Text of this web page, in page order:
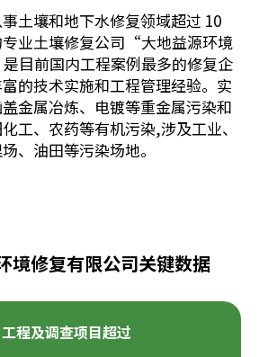
土壤和地下水修复领域超过 10
业土壤修复公司“大地益源环境
目前国内工程案例最多的修复企
的技术实施和工程管理经验。实
金属冶炼、电镀等重金属污染和
工、农药等有机污染,涉及工业、
、油田等污染场地。
境修复有限公司关键数据
工程及调查项目超过